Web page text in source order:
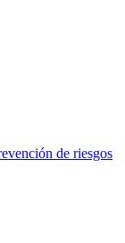
de riesgos